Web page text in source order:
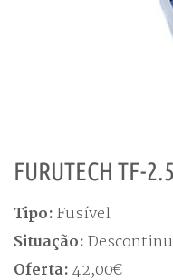
FURUTECH TF-
Tipo: Fusível
Situação:
Oferta: 42,00€